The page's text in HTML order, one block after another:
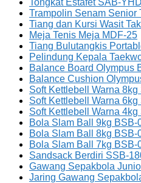
Tongkat Estafet SAB-
Trampolin Senam Senior
Tiang dan Kursi Wasit
Meja Tenis Meja MDF-25
Tiang Bulutangkis
Pelindung Kepala
Balance Board Olympus
Balance Cushion
Soft Kettlebell Warna 8kg
Soft Kettlebell Warna 6kg
Soft Kettlebell Warna 4kg
Bola Slam Ball 9kg BSB-
Bola Slam Ball 8kg BSB-
Bola Slam Ball 7kg BSB-
Sandsack Berdiri SSB-
Gawang Sepakbola
Jaring Gawang